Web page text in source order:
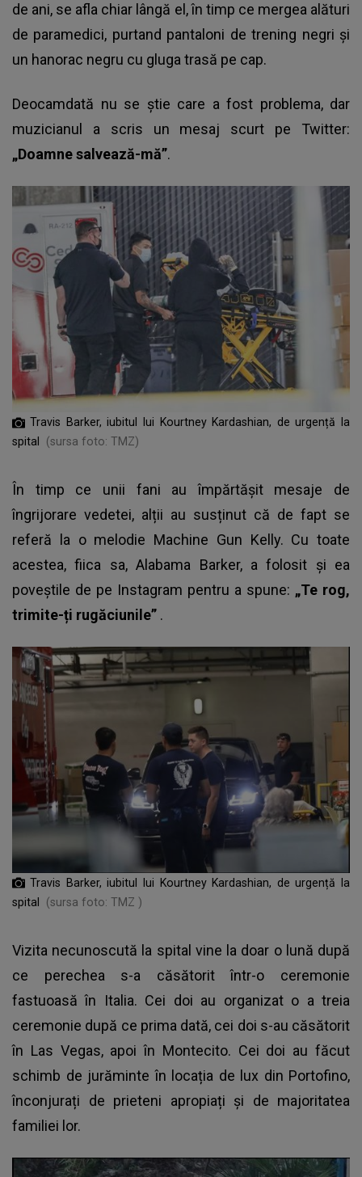
de ani, se afla chiar lângă el, în timp ce mergea alături
de paramedici, purtand pantaloni de trening negri și
un hanorac negru cu gluga trasă pe cap.
Deocamdată nu se știe care a fost problema, dar
muzicianul a scris un mesaj scurt pe Twitter:
„Doamne salvează-mă”.
Travis Barker, iubitul lui Kourtney Kardashian, de urgență la
spital
(sursa foto: TMZ)
În timp ce unii fani au împărtășit mesaje de
îngrijorare vedetei, alții au susținut că de fapt se
referă la o melodie Machine Gun Kelly. Cu toate
acestea, fiica sa, Alabama Barker, a folosit și ea
poveștile de pe Instagram pentru a spune: „Te rog,
trimite-ți rugăciunile” .
Travis Barker, iubitul lui Kourtney Kardashian, de urgență la
spital
(sursa foto: TMZ )
Vizita necunoscută la spital vine la doar o lună după
ce perechea s-a căsătorit într-o ceremonie
fastuoasă în Italia. Cei doi au organizat o a treia
ceremonie după ce prima dată, cei doi s-au căsătorit
în Las Vegas, apoi în Montecito. Cei doi au făcut
schimb de jurăminte în locația de lux din Portofino,
înconjurați de prieteni apropiați și de majoritatea
familiei lor.